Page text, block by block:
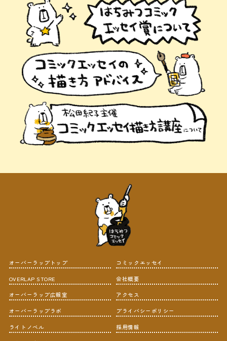
オーバーラップトップ
OVERLAP STORE
オーバーラップ広報室
オーバーラップラボ
ライトノベル
コミックエッセイ
会社概要
アクセス
プライバシーポリシー
採用情報